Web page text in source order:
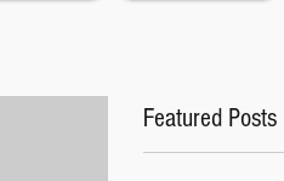
Featured Posts